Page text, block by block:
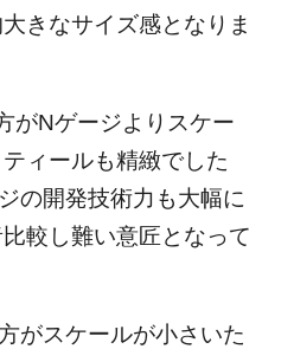
きなサイズ感となりま
がNゲージよりスケー
ィールも精緻でした
の開発技術力も大幅に
較し難い意匠となって
がスケールが小さいた